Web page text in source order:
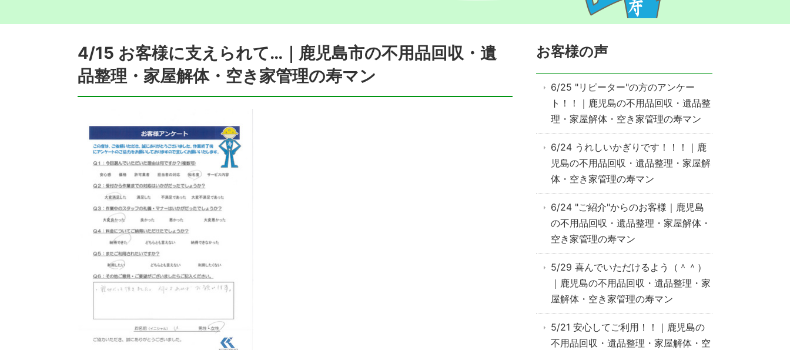
4/15 お客様に支えられて…｜鹿児島市の不用品回収・遺
品整理・家屋解体・空き家管理の寿マン
お客様の声
6/25 "リピーター"の方のアンケー
ト！！｜鹿児島の不用品回収・遺品整
理・家屋解体・空き家管理の寿マン
6/24 うれしいかぎりです！！！｜鹿
児島の不用品回収・遺品整理・家屋解
体・空き家管理の寿マン
6/24 "ご紹介"からのお客様｜鹿児島
の不用品回収・遺品整理・家屋解体・
空き家管理の寿マン
5/29 喜んでいただけるよう（＾＾）
｜鹿児島の不用品回収・遺品整理・家
屋解体・空き家管理の寿マン
5/21 安心してご利用！！｜鹿児島の
不用品回収・遺品整理・家屋解体・空